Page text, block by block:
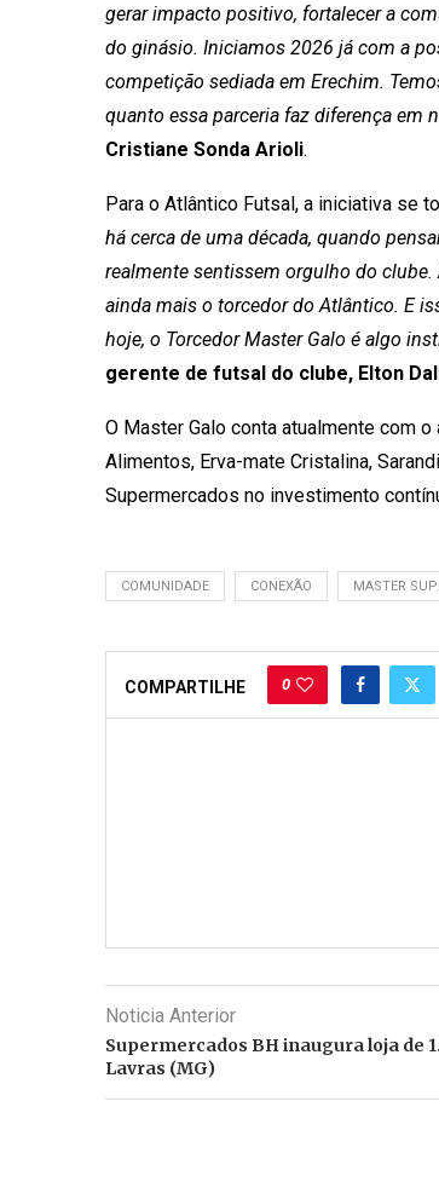
gerar impacto positivo, fortalecer a
do ginásio. Iniciamos 2026 já com a
competição sediada em Erechim.
quanto essa parceria faz diferença em
Cristiane Sonda Arioli.
Para o Atlântico Futsal, a iniciativa se
há cerca de uma década, quando
realmente sentissem orgulho do
ainda mais o torcedor do Atlântico. E
hoje, o Torcedor Master Galo é algo
gerente de futsal do clube, Elton
O Master Galo conta atualmente com
Alimentos, Erva-mate Cristalina,
Supermercados no investimento
COMUNIDADE CONEXÃO MASTER
COMPARTILHE 0
Noticia Anterior
Supermercados BH inaugura loja de
Lavras (MG)